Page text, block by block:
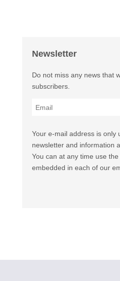
Newsletter
Do not miss any news that
subscribers.
Your e-mail address is only
newsletter and information
You can at any time use
embedded in each of our